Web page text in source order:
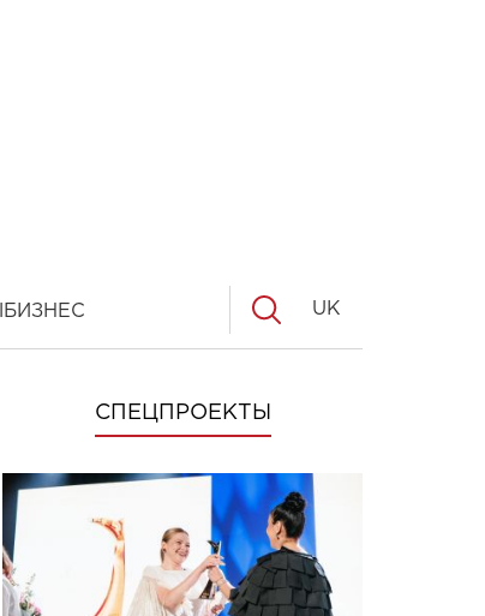
БИЗНЕС UK
СПЕЦПРОЕКТЫ